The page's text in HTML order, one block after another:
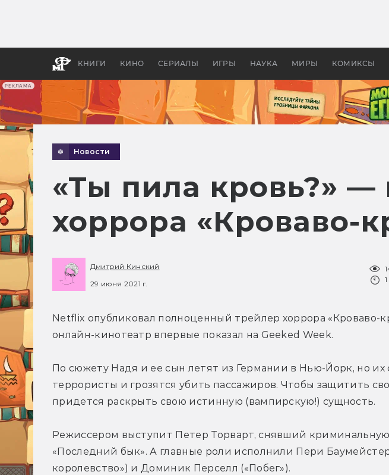
РЕКЛАМА
КНИГИ КИНО СЕРИАЛЫ ИГРЫ НАУКА МИРЫ КОМИКСЫ
бы «Властелина колец»
Новости
«Ты пила кровь?»
хоррора «Кроваво-
Дмитрий Кинский
29 июня 2021 г.
Netflix опубликовал полноценный трейлер хоррора «Кроваво-
онлайн-кинотеатр впервые показал на Geeked Week.
По сюжету Надя и ее сын летят из Германии в Нью-Йорк, но их
террористы и грозятся убить пассажиров. Чтобы защитить
придется раскрыть свою истинную (вампирскую!) сущность.
Режиссером выступит Петер Торварт, снявший
«Последний бык». А главные роли исполнили Пери
королевство») и Доминик Перселл («Побег»).